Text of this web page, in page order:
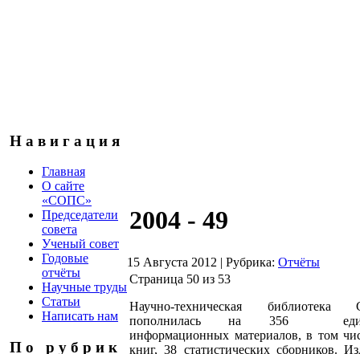
Н а в и г а ц и я
Главная
О сайте
«СОПС»
Председатели
совета
Ученый совет
Годовые
отчёты
Научные труды
Статьи
Написать нам
П о р у б р и к
2004 - 49
15 Августа 2012 | Рубрика: Отчёты
Страница 50 из 53
Научно-техническая библиотека
пополнилась на 356
информационных материалов, в том
книг, 38 статистических сборников.